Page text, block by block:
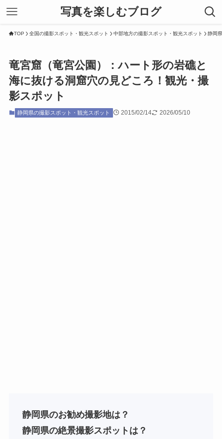
写真を楽しむブログ
TOP 全国の撮影スポット・観光スポット 中部地方の撮影スポット・観光スポット 静岡
竜宮窟（竜宮公園）：ハート形の岩礁と
海に抜ける洞窟穴の見どころ！観光・撮
影スポット
静岡県の撮影スポット・観光スポット 2015/02/14 2026/05/10
静岡県のお勧め撮影地は？
静岡県の絶景撮影スポットは？